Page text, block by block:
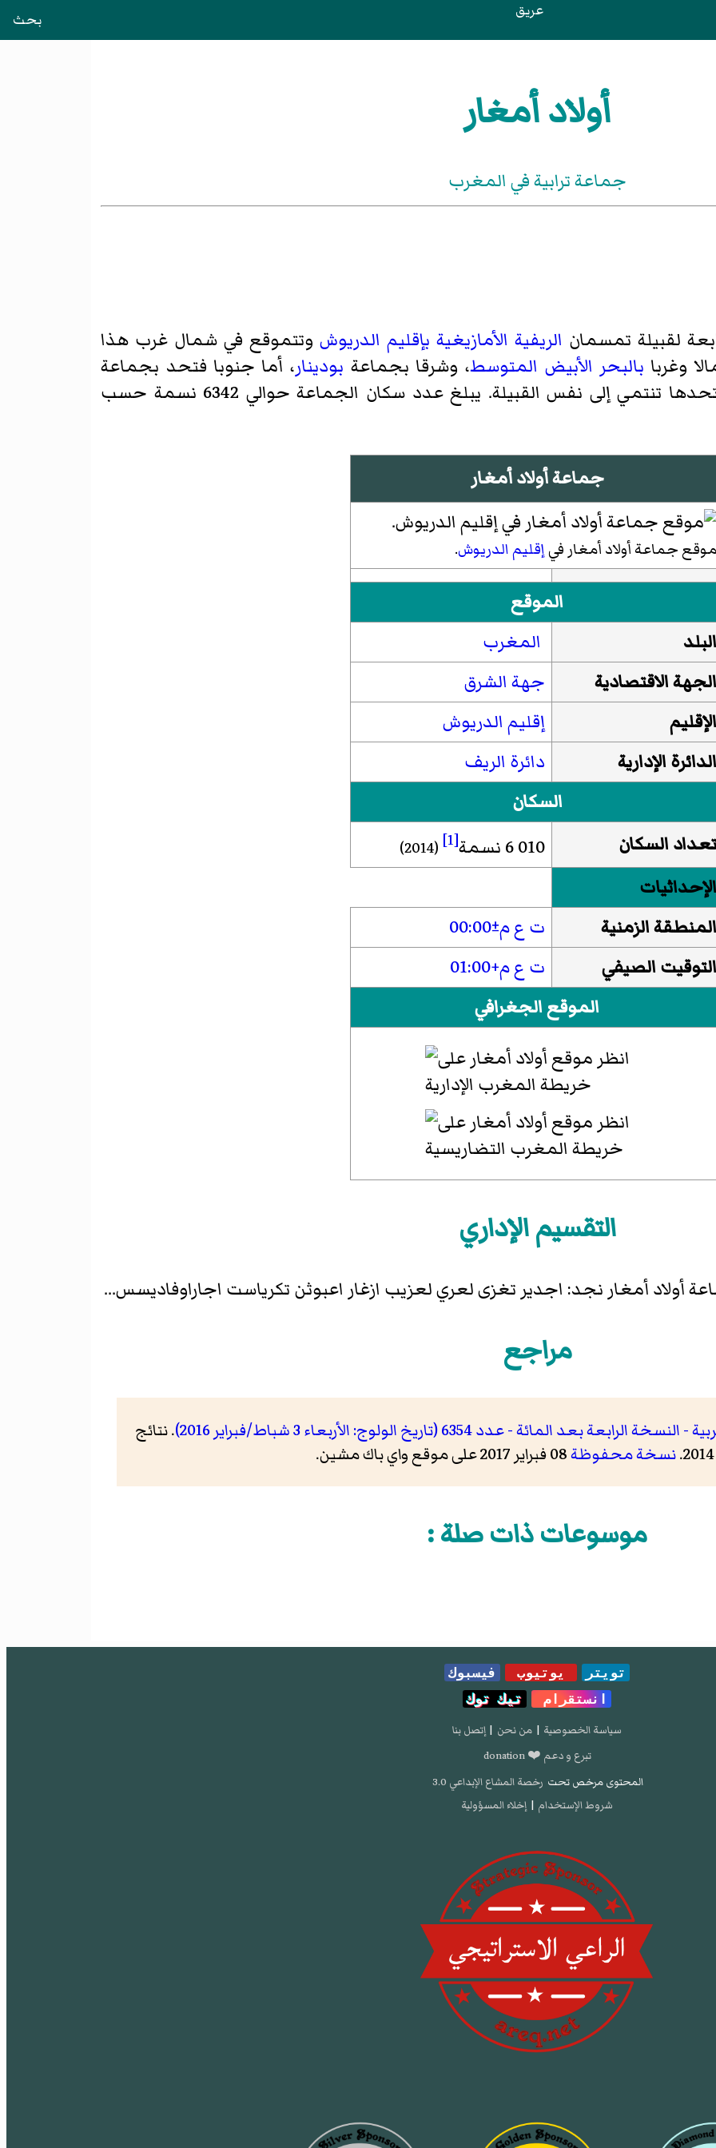
عريق بحث
أولاد أمغار
جماعة ترابية في المغرب
لقبيلة تمسمان الريفية الأمازيغية بإقليم الدريوشوتتموقع في شمال غرب هذا
وغربا بالبحر الأبيض المتوسط، وشرقا بجماعة بودينار، أما جنوبا فتحد بجماعة
وكل هذه الجماعات التي تحدها تنتمي إلى نفس القبيلة. يبلغ عدد سكان الجماعة حوالي 6342 نسمة حسب
جماعة أولاد أمغار
موقع جماعة أولاد أمغار فيإقليم الدريوش.
الموقع
البلد
المغرب
الجهة الاقتصادية
جهة الشرق
الإقليم
إقليم الدريوش
الدائرة الإدارية
دائرة الريف
السكان
تعداد السكان
6 010 نسمة [1]
(2014)
الإحداثيات
المنطقة الزمنية
ت ع م±00:00
التوقيت الصيفي
ت ع م+01:00
الموقع الجغرافي
التقسيم الإداري
أولاد أمغار نجد: اجدير تغزى لعري لعزيب ازغار اعبوثن تكرياست اجاراوفاديسس...
مراجع
المائة - عدد 6354 (تاريخ الولوج: الأربعاء 3 شباط/فبراير 2016)
. نتائج
نسخة محفوظة
موسوعات ذات صلة :
تويتر يوتيوب
فيسبوك
انستقرام
تيك توك
سياسة الخصوصية | من نحن | إتصل بنا
تبرع و دعم ❤️ donation
المحتوى مرخص تحت رخصة المشاع الإبداعي 3.0
شروط الإستخدام | إخلاء المسؤولية